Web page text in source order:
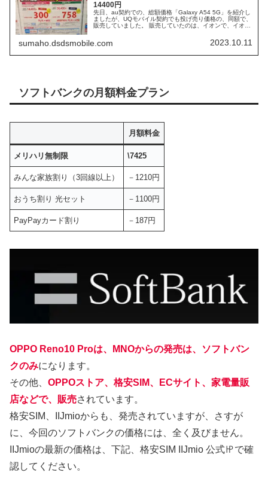
14400円
先日、au契約での、総額価格「Galaxy A54 5G」を紹介し
ましたが、UQモバイル契約でも投げ売り価格の、同額で、
販売していました。 販売していたのは、イオンで、イオン
れば、月額料金も抑えられるので、お得に購入できます。
sumaho.dsdsmobile.com 2023.10.11
ソフトバンクの月額料金プラン
月額料金
メリハリ無制限 \7425
みんな家族割り（3回線以上） －1210円
おうち割り 光セット －1100円
PayPayカード割り －187円
OPPO Reno10 Proは、MNOからの発売は、ソフトバン
クのみになります。
その他、 OPPOストア、格安SIM、ECサイト、家電量販
店などで、販売されています。
格安SIM、IIJmioからも、発売されていますが、さすが
に、今回のソフトバンクの価格には、全く及びません。
IIJmioの最新の価格は、下記、格安SIM IIJmio 公式㏋で確
認してください。